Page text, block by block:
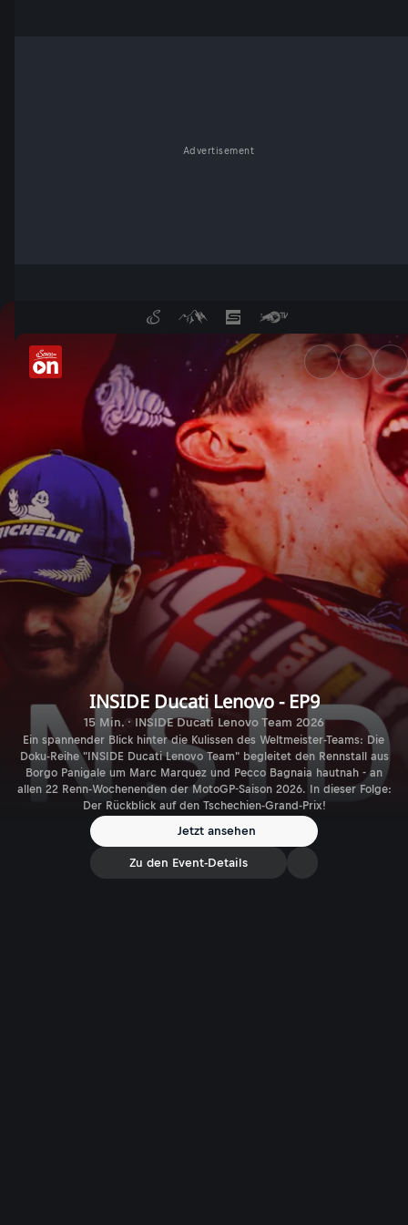
Advertisement
INSIDE Ducati Lenovo Team
INSIDE Ducati Lenovo - EP9
15 Min. · INSIDE Ducati Lenovo Team 2026
Ein spannender Blick hinter die Kulissen des Weltmeister-Teams: Die
Doku-Reihe "INSIDE Ducati Lenovo Team" begleitet den Rennstall aus
Borgo Panigale um Marc Marquez und Pecco Bagnaia hautnah - an
allen 22 Renn-Wochenenden der MotoGP-Saison 2026. In dieser Folge:
Der Rückblick auf den Tschechien-Grand-Prix!
Jetzt ansehen
Zu den Event-Details